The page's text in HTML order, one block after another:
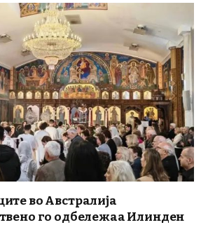
во Австралија
го одбележаа Илинден